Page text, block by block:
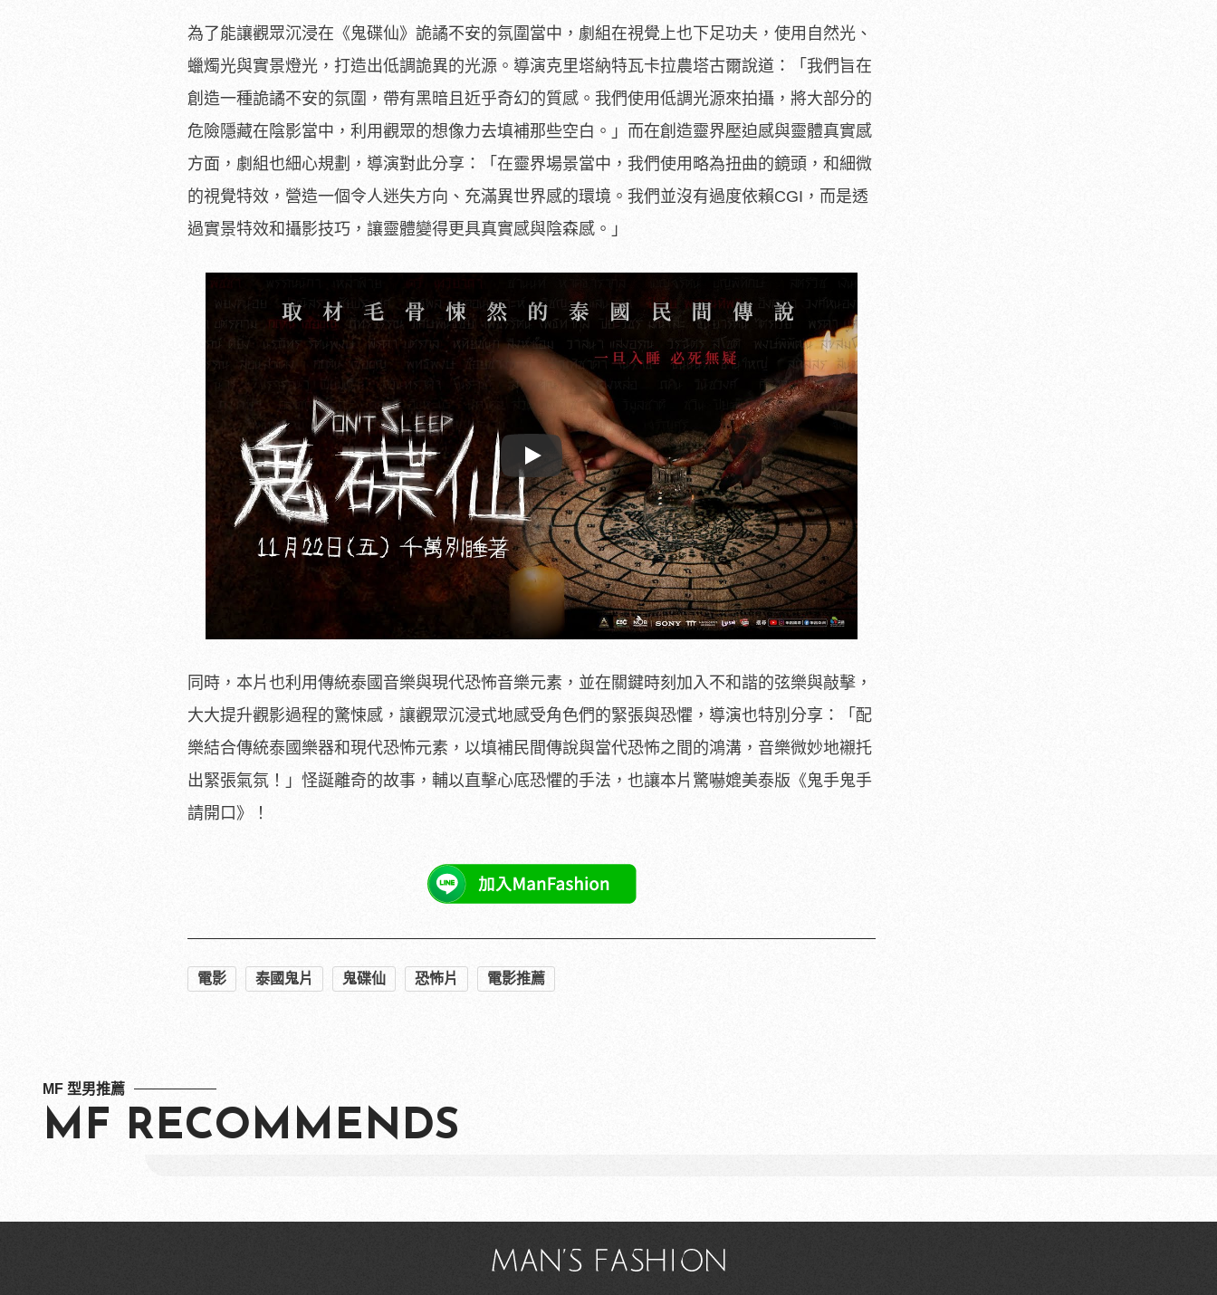
為了能讓觀眾沉浸在《鬼碟仙》詭譎不安的氛圍當中，劇組在視覺上也下足功夫，使用自然光、
蠟燭光與實景燈光，打造出低調詭異的光源。導演克里塔納特瓦卡拉農塔古爾說道：「我們旨在
創造一種詭譎不安的氛圍，帶有黑暗且近乎奇幻的質感。我們使用低調光源來拍攝，將大部分的
危險隱藏在陰影當中，利用觀眾的想像力去填補那些空白。」而在創造靈界壓迫感與靈體真實感
方面，劇組也細心規劃，導演對此分享：「在靈界場景當中，我們使用略為扭曲的鏡頭，和細微
的視覺特效，營造一個令人迷失方向、充滿異世界感的環境。我們並沒有過度依賴CGI，而是透
過實景特效和攝影技巧，讓靈體變得更具真實感與陰森感。」
Play
同時，本片也利用傳統泰國音樂與現代恐怖音樂元素，並在關鍵時刻加入不和諧的弦樂與敲擊，
大大提升觀影過程的驚悚感，讓觀眾沉浸式地感受角色們的緊張與恐懼，導演也特別分享：「配
樂結合傳統泰國樂器和現代恐怖元素，以填補民間傳說與當代恐怖之間的鴻溝，音樂微妙地襯托
出緊張氣氛！」怪誕離奇的故事，輔以直擊心底恐懼的手法，也讓本片驚嚇媲美泰版《鬼手鬼手
請開口》！
延伸閱讀：
下班約會還在跑山看夜景？推薦三個浪漫行程讓她越來越愛你！